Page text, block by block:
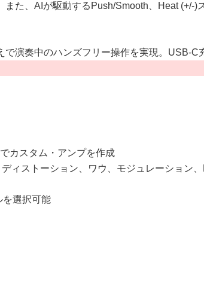
た、AIが駆動するPush/Smooth、Heat (+/-)
演奏中のハンズフリー操作を実現。USB-C
カスタム・アンプを作成
ストーション、ワウ、モジュレーション、
を選択可能